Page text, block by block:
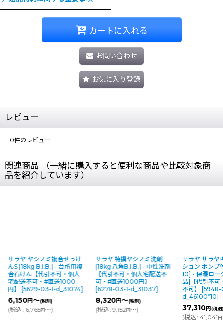
カートに入れる
お問い合わせ
お気に入り登録
レビュー
0件のレビュー
関連商品 （一緒に購入すると便利な商品や比較対象商
品を紹介しています）
サラヤ ヤシノミ複合せっけ
んS [18kg B.I.B.] - 台所用複
合石けん【代引不可・個人
宅配送不可・#直送1000
円】
[5629-03-1-d_31074]
6,150円～(税別)
(税込: 6,765円～)
サラヤ 特撰ヤシノミ洗剤
[18kg 八角B.I.B.] - 中性洗剤
【代引不可・個人宅配送不
可・#直送1000円】
[6278-03-1-d_31037]
8,320円～(税別)
(税込: 9,152円～)
サラヤ サラヤ
ション ポン
10] - 保湿ロー
品]【代引不可
不可】
[5948-
d_46100*10]
37,310円(税別
(税込: 41,041円